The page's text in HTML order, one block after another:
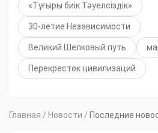
«Тұғыры биік Тәуелсіздік»
30-летие Независимости
Великий Шелковый путь
Перекресток цивилизаций
Главная / Новости / Последние